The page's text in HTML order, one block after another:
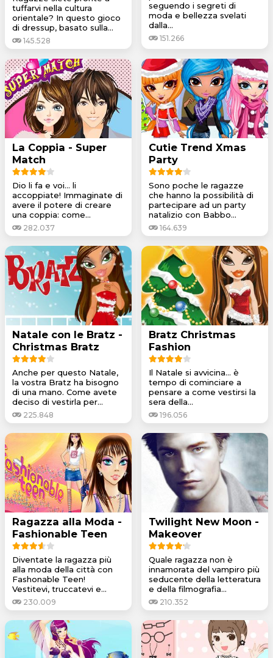
tuffarvi nella cultura
orientale? In questo gioco
di dressup, basato sulla...
145.528
seguendo i segreti di
moda e bellezza svelati
dalla...
151.266
La Coppia - Super
Match
Dio li fa e voi... li
accoppiate! Immaginate di
avere il potere di creare
una coppia: come...
282.037
Cutie Trend Xmas
Party
Sono poche le ragazze
che hanno la possibilità di
partecipare ad un party
natalizio con Babbo...
164.639
Natale con le Bratz -
Christmas Bratz
Anche per questo Natale,
la vostra Bratz ha bisogno
di una mano. Come avete
deciso di vestirla per...
225.848
Bratz Christmas
Fashion
Il Natale si avvicina... è
tempo di cominciare a
pensare a come vestirsi la
sera della...
196.056
Ragazza alla Moda -
Fashionable Teen
Diventate la ragazza più
alla moda della città con
Fashonable Teen!
Vestitevi, truccatevi e...
230.009
Twilight New Moon -
Makeover
Quale ragazza non è
innamorata del vampiro più
seducente della letteratura
e della filmografia...
210.352